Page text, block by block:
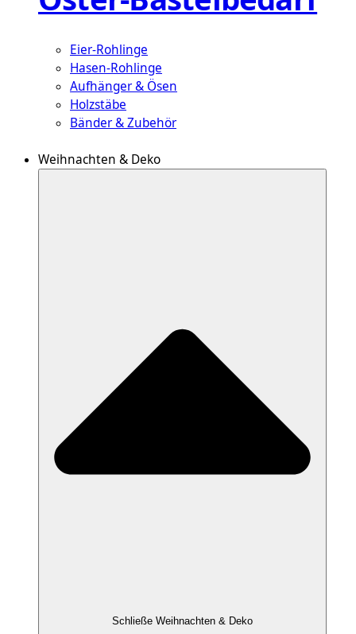
Eier-Rohlinge
Hasen-Rohlinge
Aufhänger & Ösen
Holzstäbe
Bänder & Zubehör
Weihnachten & Deko
Schließe Weihnachten & Deko